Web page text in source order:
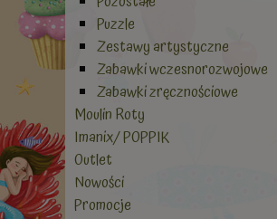
Puzzle
Zestawy artystyczne
Zabawki wczesnorozwojowe
Zabawki zręcznościowe
Moulin Roty
Imanix/ POPPIK
Outlet
Nowości
Promocje